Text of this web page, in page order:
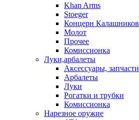
Khan Arms
Stoeger
Концерн Калашников
Молот
Прочее
Комиссионка
Луки,арбалеты
Аксессуары, запчасти
Арбалеты
Луки
Рогатки и трубки
Комиссионка
Нарезное оружие